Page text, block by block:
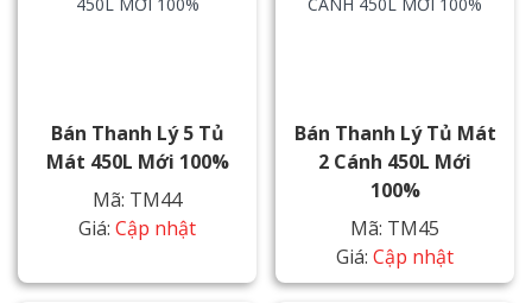
Bán Thanh Lý 5 Tủ
Mát 450L Mới 100%
Mã: TM44
Giá: Cập nhật
Bán Thanh Lý Tủ Mát
2 Cánh 450L Mới
100%
Mã: TM45
Giá: Cập nhật